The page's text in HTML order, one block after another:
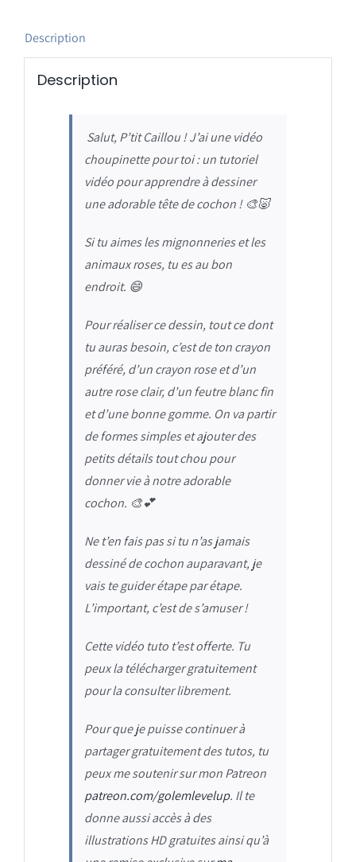
Description
Description
Salut, P’tit Caillou ! J’ai une vidéo
choupinette pour toi : un tutoriel
vidéo pour apprendre à dessiner
une adorable tête de cochon !🎨🐷
Si tu aimes les mignonneries et les
animaux roses, tu es au bon
endroit. 😄
Pour réaliser ce dessin, tout ce dont
tu auras besoin, c’est de ton crayon
préféré, d’un crayon rose et d’un
autre rose clair, d’un feutre blanc fin
et d’une bonne gomme. On va partir
de formes simples et ajouter des
petits détails tout chou pour
donner vie à notre adorable
cochon. 🎨💕
Ne t’en fais pas si tu n’as jamais
dessiné de cochon auparavant, je
vais te guider étape par étape.
L’important, c’est de s’amuser !
Cette vidéo tuto t’est offerte. Tu
peux la télécharger gratuitement
pour la consulter librement.
Pour que je puisse continuer à
partager gratuitement des tutos, tu
peux me soutenir sur mon Patreon
patreon.com/golemlevelup. Il te
donne aussi accès à des
illustrations HD gratuites ainsi qu’à